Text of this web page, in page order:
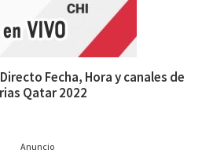
Fecha, Hora y canales de
Qatar 2022
Anuncio